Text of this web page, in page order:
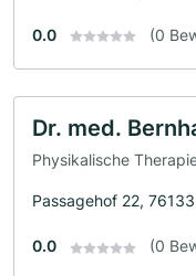
0.0 (0
Dr. med.
Physikalische
Passagehof 22,
0.0 (0